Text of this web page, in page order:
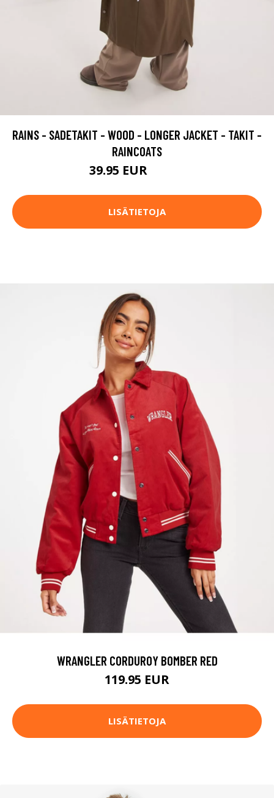
RAINS - SADETAKIT - WOOD - LONGER JACKET - TAKIT -
RAINCOATS
39.95 EUR
LISÄTIETOJA
WRANGLER CORDUROY BOMBER RED
119.95 EUR
LISÄTIETOJA